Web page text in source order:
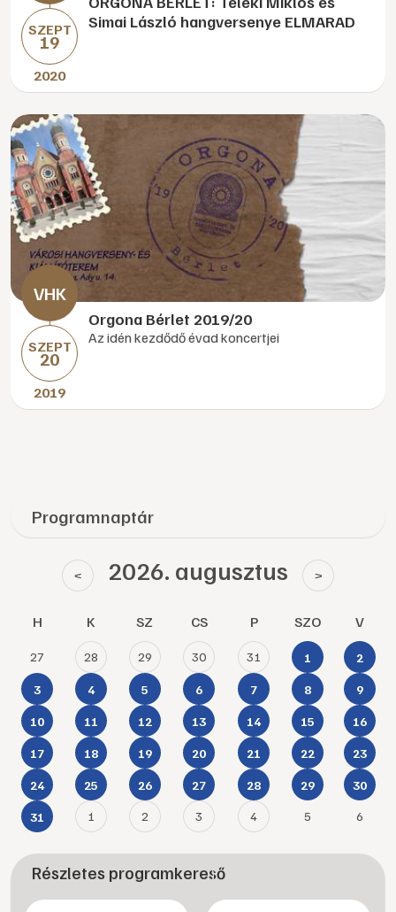
SZEPT
19
2020
Simai László hangversenye ELMARAD
SZEPT
20
2019
Orgona Bérlet 2019/20
Az idén kezdődő évad koncertjei
Programnaptár
< 2026. augusztus >
H K SZ CS P SZO V
27 28 29 30 31 1 2
3 4 5 6 7 8 9
10 11 12 13 14 15 16
17 18 19 20 21 22 23
24 25 26 27 28 29 30
31 1 2 3 4 5 6
Részletes programkereső